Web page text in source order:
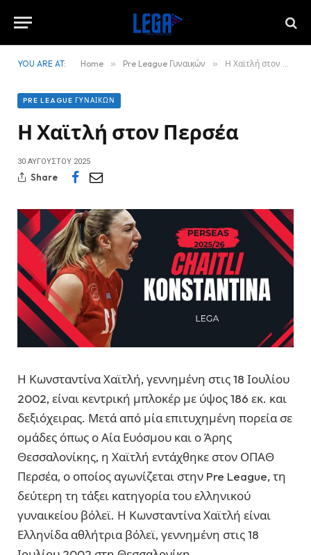
YOU ARE AT: Home » Pre League Γυναικών » Η Χαϊτλή στον Περσέα
PRE LEAGUE ΓΥΝΑΙΚΏΝ
Η Χαϊτλή στον Περσέα
30 ΑΥΓΟΎΣΤΟΥ 2025
Share
Η Κωνσταντίνα Χαϊτλή, γεννημένη στις 18 Ιουλίου
2002, είναι κεντρική μπλοκέρ με ύψος 186 εκ. και
δεξιόχειρας. Μετά από μία επιτυχημένη πορεία σε
ομάδες όπως ο Αία Ευόσμου και ο Άρης
Θεσσαλονίκης, η Χαϊτλή εντάχθηκε στον ΟΠΑΘ
Περσέα, ο οποίος αγωνίζεται στην Pre League, τη
δεύτερη τη τάξει κατηγορία του ελληνικού
γυναικείου βόλεϊ. Η Κωνσταντίνα Χαϊτλή είναι
Ελληνίδα αθλήτρια βόλεϊ, γεννημένη στις 18